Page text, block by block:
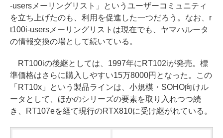
-usersメーリングリスト」というユーザーコミュニティ
を立ち上げたのも、利用を促進した一つだろう。なお、r
t100i-usersメーリングリストは現在でも、ヤマハルータ
の情報交換の場として続いている。
RT100iの後継としては、1997年にRT102iが発売。標
準価格はさらに購入しやすい15万8000円となった。この
「RT10x」という製品ラインは、小規模・SOHO向けル
ータとして、ほかのシリーズの要素を取り入れつつ続
き、RT107eを経て現行のRTX810に受け継がれている。